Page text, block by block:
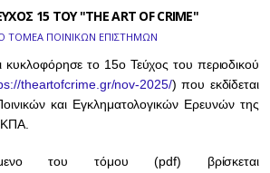
15 ΤΟΥ "THE ART OF CRIME"
ΤΟΜΕΑ ΠΟΙΝΙΚΩΝ ΕΠΙΣΤΗΜΩΝ
κυκλοφόρησε το 15ο Τεύχος του περιοδικού
theartofcrime.gr/nov-2025/) που εκδίδεται
και Εγκληματολογικών Ερευνών της
του τόμου (pdf) βρίσκεται